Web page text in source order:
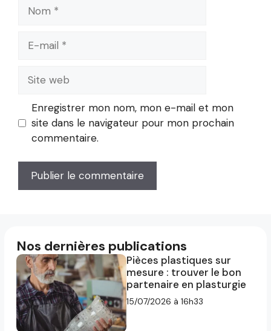
mail
Site
web
Enregistrer mon nom, mon e-mail et mon
site dans le navigateur pour mon prochain
commentaire.
Nos dernières publications
Pièces plastiques sur
mesure : trouver le bon
partenaire en plasturgie
15/07/2026 à 16h33